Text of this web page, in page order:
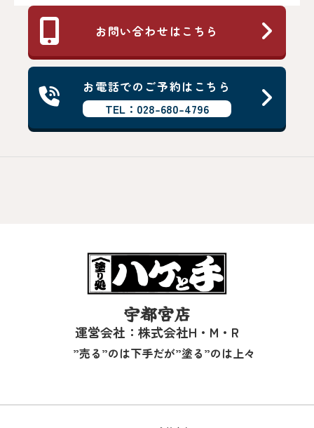
お問い合わせはこちら
お電話でのご予約はこちら
TEL：028-680-4796
宇都宮店
運営会社：株式会社H・M・R
”売る”のは下手だが”塗る”のは上々